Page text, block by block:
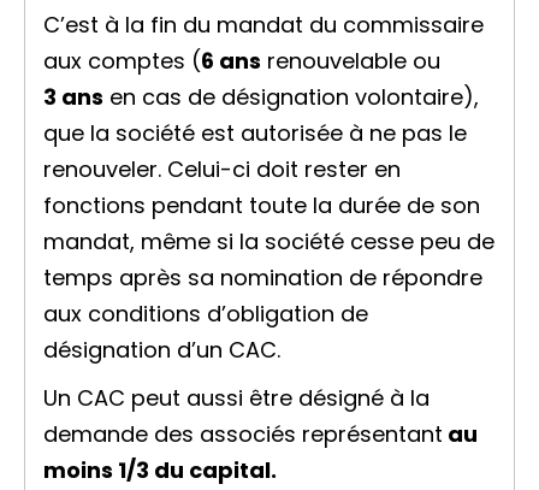
C’est à la fin du mandat du commissaire
aux comptes (6 ans renouvelable ou
3 ans en cas de désignation volontaire),
que la société est autorisée à ne pas le
renouveler. Celui-ci doit rester en
fonctions pendant toute la durée de son
mandat, même si la société cesse peu de
temps après sa nomination de répondre
aux conditions d’obligation de
désignation d’un CAC.
Un CAC peut aussi être désigné à la
demande des associés représentant au
moins 1/3 du capital.